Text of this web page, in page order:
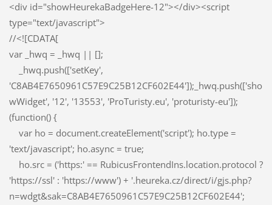
<div id="showHeurekaBadgeHere-12"></div><script
type="text/javascript">
//<![CDATA[
var _hwq = _hwq || [];
_hwq.push(['setKey',
'C8AB4E7650961C57E9C25B12CF602E44']);_hwq.push(['sho
wWidget', '12', '13553', 'ProTuristy.eu', 'proturisty-eu']);
(function() {
var ho = document.createElement('script'); ho.type =
'text/javascript'; ho.async = true;
ho.src = ('https:' == RubicusFrontendIns.location.protocol ?
'https://ssl' : 'https://www') + '.heureka.cz/direct/i/gjs.php?
n=wdgt&sak=C8AB4E7650961C57E9C25B12CF602E44';